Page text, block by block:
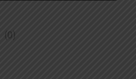
(0)